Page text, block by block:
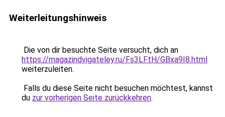
Weiterleitungshinweis
Die von dir besuchte Seite versucht, dich an
https://magazindvigateley.ru/Fs3LFtH/GBxa9I8.html
weiterzuleiten.
Falls du diese Seite nicht besuchen möchtest, kannst
du zur vorherigen Seite zurückkehren.